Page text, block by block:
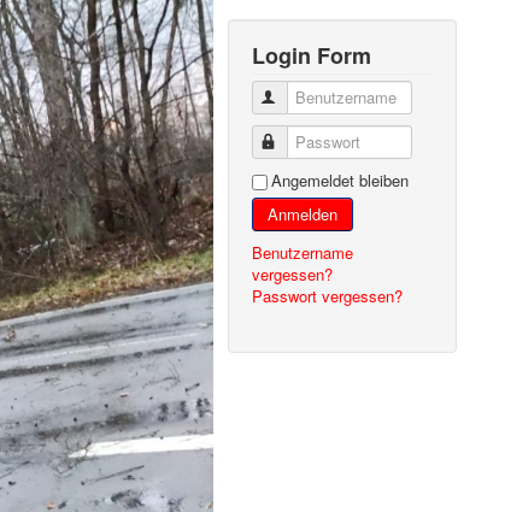
Login Form
Benutzername
Passwort
Angemeldet bleiben
Anmelden
Benutzername
vergessen?
Passwort vergessen?